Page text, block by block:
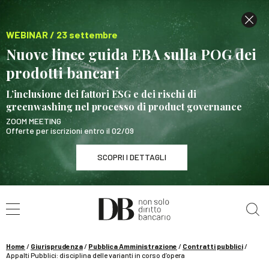
WEBINAR / 23 settembre
Nuove linee guida EBA sulla POG dei
prodotti bancari
L’inclusione dei fattori ESG e dei rischi di
greenwashing nel processo di product governance
ZOOM MEETING
Offerte per iscrizioni entro il 02/09
SCOPRI I DETTAGLI
WEBINAR / 23 settembre
Nuove linee guida EBA sulla POG dei prodotti
SCOPRI I DETTAGLI
Home / Giurisprudenza/ Pubblica Amministrazione / Contratti pubblici/
Appalti Pubblici: disciplina delle varianti in corso d’opera